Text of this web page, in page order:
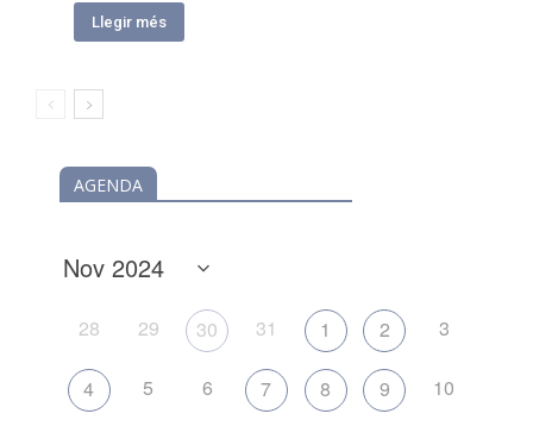
Llegir més
AGENDA
28 29 30 31 1 2 3
4 5 6 7 8 9 10